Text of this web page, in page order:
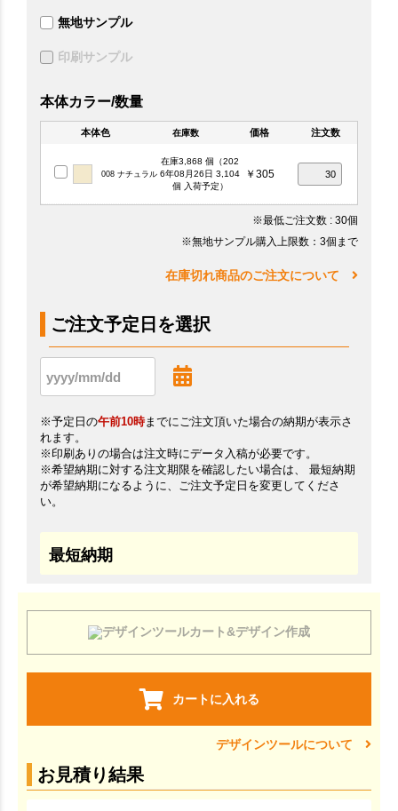
無地サンプル
印刷サンプル
本体カラー/数量
本体色 在庫数 価格 注文数
008 ナチュラル
在庫3,868 個（202
6年08月26日 3,104
個 入荷予定）
￥305
※最低ご注文数 : 30個
※無地サンプル購入上限数：3個まで
在庫切れ商品のご注文について
ご注文予定日を選択
※予定日の午前10時までにご注文頂いた場合の納期が表示さ
れます。
※印刷ありの場合は注文時にデータ入稿が必要です。
※希望納期に対する注文期限を確認したい場合は、 最短納期
が希望納期になるように、ご注文予定日を変更してくださ
い。
最短納期
カート&デザイン作成
カートに入れる
デザインツールについて
お見積り結果